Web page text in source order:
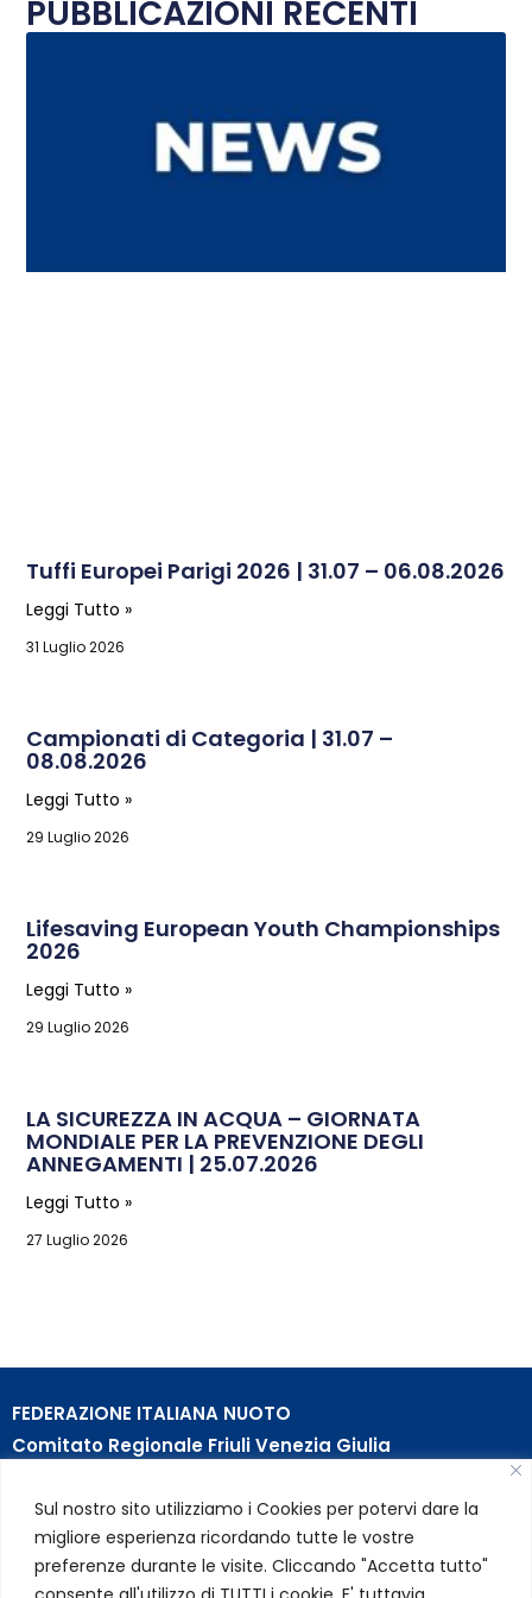
Sul nostro sito utilizziamo i Cookies per potervi dare la
migliore esperienza ricordando tutte le vostre
preferenze durante le visite. Cliccando "Accetta tutto"
PUBBLICAZIONI RECENTI
Tuffi Europei Parigi 2026 | 31.07 – 06.08.2026
Leggi Tutto »
31 Luglio 2026
Campionati di Categoria | 31.07 –
08.08.2026
Leggi Tutto »
29 Luglio 2026
Lifesaving European Youth Championships
2026
Leggi Tutto »
29 Luglio 2026
LA SICUREZZA IN ACQUA – GIORNATA
MONDIALE PER LA PREVENZIONE DEGLI
ANNEGAMENTI | 25.07.2026
Leggi Tutto »
27 Luglio 2026
FEDERAZIONE ITALIANA NUOTO
Comitato Regionale Friuli Venezia Giulia
Trieste (TS)
Partita Iva 01384031009
Codice Fiscale 05284670584